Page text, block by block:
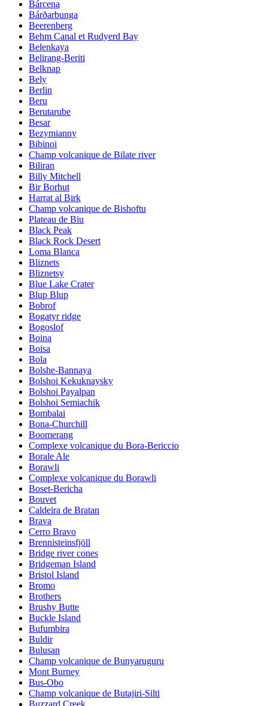
Bárcena
Bárðarbunga
Beerenberg
Behm Canal et Rudyerd Bay
Belenkaya
Belirang-Beriti
Belknap
Bely
Berlin
Beru
Berutarube
Besar
Bezymianny
Bibinoi
Champ volcanique de Bilate river
Biliran
Billy Mitchell
Bir Borhut
Harrat al Birk
Champ volcanique de Bishoftu
Plateau de Biu
Black Peak
Black Rock Desert
Loma Blanca
Bliznets
Bliznetsy
Blue Lake Crater
Blup Blup
Bobrof
Bogatyr ridge
Bogoslof
Boina
Boisa
Bola
Bolshe-Bannaya
Bolshoi Kekuknaysky
Bolshoi Payalpan
Bolshoi Semiachik
Bombalai
Bona-Churchill
Boomerang
Complexe volcanique du Bora-Bericcio
Borale Ale
Borawli
Complexe volcanique du Borawli
Boset-Bericha
Bouvet
Caldeira de Bratan
Brava
Cerro Bravo
Brennisteinsfjöll
Bridge river cones
Bridgeman Island
Bristol Island
Bromo
Brothers
Brushy Butte
Buckle Island
Bufumbira
Buldir
Bulusan
Champ volcanique de Bunyaruguru
Mont Burney
Bus-Obo
Champ volcanique de Butajiri-Silti
Buzzard Creek